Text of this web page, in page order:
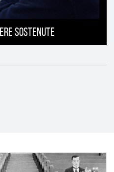
sostenute